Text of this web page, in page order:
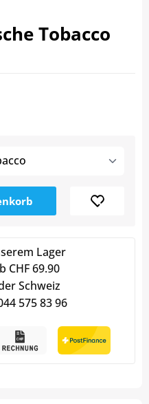
Tobacco
Lager
CHF 69.90
Schweiz
575 83 96